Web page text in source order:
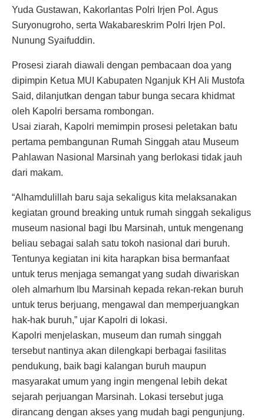
Yuda Gustawan, Kakorlantas Polri Irjen Pol. Agus
Suryonugroho, serta Wakabareskrim Polri Irjen Pol.
Nunung Syaifuddin.
Prosesi ziarah diawali dengan pembacaan doa yang
dipimpin Ketua MUI Kabupaten Nganjuk KH Ali Mustofa
Said, dilanjutkan dengan tabur bunga secara khidmat
oleh Kapolri bersama rombongan.
Usai ziarah, Kapolri memimpin prosesi peletakan batu
pertama pembangunan Rumah Singgah atau Museum
Pahlawan Nasional Marsinah yang berlokasi tidak jauh
dari makam.
“Alhamdulillah baru saja sekaligus kita melaksanakan
kegiatan ground breaking untuk rumah singgah sekaligus
museum nasional bagi Ibu Marsinah, untuk mengenang
beliau sebagai salah satu tokoh nasional dari buruh.
Tentunya kegiatan ini kita harapkan bisa bermanfaat
untuk terus menjaga semangat yang sudah diwariskan
oleh almarhum Ibu Marsinah kepada rekan-rekan buruh
untuk terus berjuang, mengawal dan memperjuangkan
hak-hak buruh,” ujar Kapolri di lokasi.
Kapolri menjelaskan, museum dan rumah singgah
tersebut nantinya akan dilengkapi berbagai fasilitas
pendukung, baik bagi kalangan buruh maupun
masyarakat umum yang ingin mengenal lebih dekat
sejarah perjuangan Marsinah. Lokasi tersebut juga
dirancang dengan akses yang mudah bagi pengunjung.